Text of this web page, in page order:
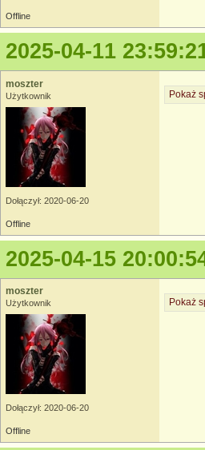
Offline
2025-04-11
moszter
Użytkownik
Dołączył: 2020-06-20
Pokaż
Offline
2025-04-15
moszter
Użytkownik
Dołączył: 2020-06-20
Pokaż
Offline